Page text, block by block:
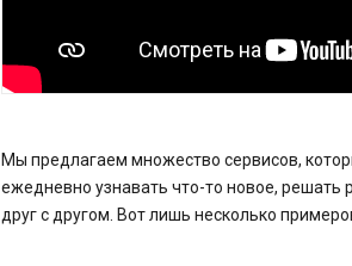
Мы предлагаем множество сервисов,
ежедневно узнавать что-то новое, решать
друг с другом. Вот лишь несколько